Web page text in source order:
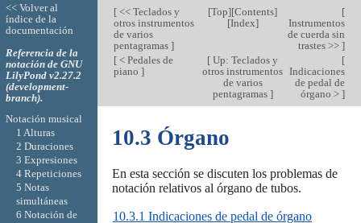
[<< Teclados y
otros instrumentos
de varios
pentagramas ]
[Top][Contents]
[Index]
[
Instrumentos
de cuerda sin
trastes >> ]
[< Pedales de
piano ]
[ Up: Teclados y
otros instrumentos
de varios
pentagramas ]
[
Indicaciones
de pedal de
órgano > ]
10.3 Órgano
En esta sección se discuten los problemas de
notación relativos al órgano de tubos.
10.3.1 Indicaciones de pedal de órgano
<< Volver al
índice de la
documentación
Referencia de la
notación de GNU
LilyPond v2.27.2
(development-
branch).
Notación musical
1 Alturas
2 Duraciones
3 Expresiones
4 Repeticiones
5 Notas
simultáneas
6 Notación de